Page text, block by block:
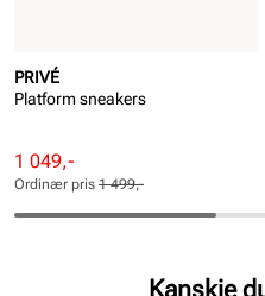
PRIVÉ
Platform sneakers
Rabattert
pris
Pris
1 049,-
Ordinær
pris
Pris
Ordinær pris 1 499,-
Kanskje